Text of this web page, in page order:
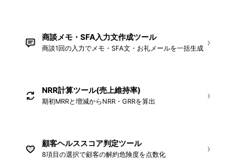
商談メモ・SFA入力文作成ツール
商談1回の入力でメモ・SFA文・お礼メールを一括生成 ›
NRR計算ツール(売上維持率)
期初MRRと増減からNRR・GRRを算出 ›
顧客ヘルススコア判定ツール
8項目の選択で顧客の解約危険度を点数化 ›